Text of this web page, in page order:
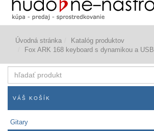
Úvodná stránka
Katalóg produktov
Fox ARK 168 keyboard s dynamikou a USB
produkt
VÁŠ KOŠÍK
Gitary